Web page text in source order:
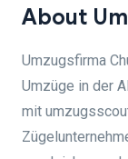
About
Umzugsfirma
Umzüge in der
mit